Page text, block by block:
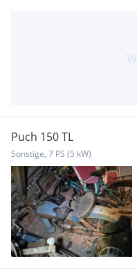
Puch 150 TL
Sonstige, 7 PS (5 kW)